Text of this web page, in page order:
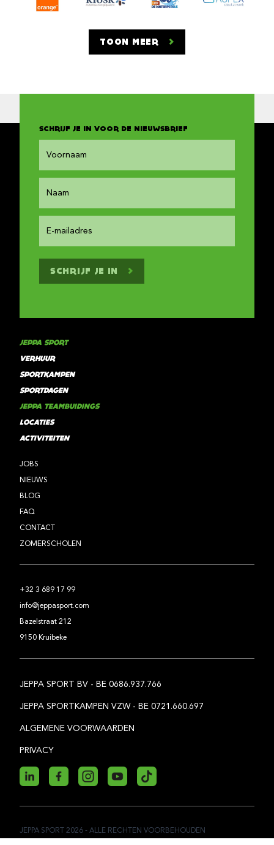
TOON MEER
SCHRIJF JE IN VOOR DE NIEUWSBRIEF
SCHRIJF JE IN
JEPPA SPORT
VERHUUR
SPORTKAMPEN
SPORTDAGEN
JEPPA TEAMBUIDINGS
LOCATIES
ACTIVITEITEN
JOBS
NIEUWS
BLOG
FAQ
CONTACT
ZOMERSCHOLEN
+32 3 689 17 99
info@jeppasport.com
Bazelstraat 212
9150 Kruibeke
JEPPA SPORT BV - BE 0686.937.766
JEPPA SPORTKAMPEN VZW - BE 0721.660.697
ALGEMENE VOORWAARDEN
PRIVACY
JEPPA SPORT 2026 - ALLE RECHTEN VOORBEHOUDEN